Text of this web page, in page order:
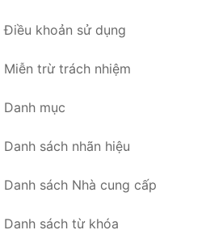
Điều khoản sử dụng
Miễn trừ trách nhiệm
Danh mục
Danh sách nhãn hiệu
Danh sách Nhà cung cấp
Danh sách từ khóa